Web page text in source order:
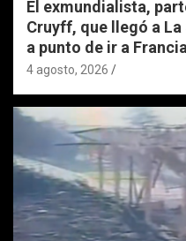
El exmundialista,
Cruyff, que llegó a La
a punto de ir a
4 agosto, 2026